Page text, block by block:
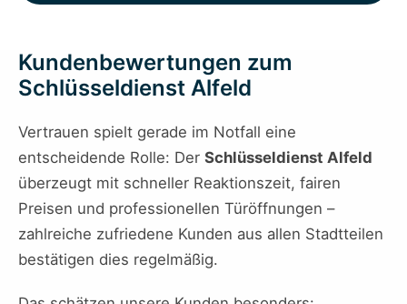
Kundenbewertungen zum
Schlüsseldienst Alfeld
Vertrauen spielt gerade im Notfall eine
entscheidende Rolle: Der Schlüsseldienst Alfeld
überzeugt mit schneller Reaktionszeit, fairen
Preisen und professionellen Türöffnungen –
zahlreiche zufriedene Kunden aus allen Stadtteilen
bestätigen dies regelmäßig.